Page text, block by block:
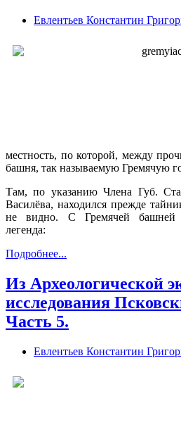
Евлентьев Константин
местность, по которой, между
башня, так называемую Гремячую
Там, по указанию Члена Губ.
Василёва, находился прежде
не видно. С Гремячей башней
легенда:
Подробнее...
Из Археологической
исследования
Часть 5.
Евлентьев Константин